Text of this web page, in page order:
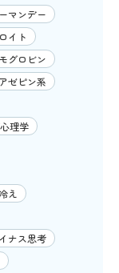
マンデー
イト
グロビン
ゼピン系
理学
え
ナス思考